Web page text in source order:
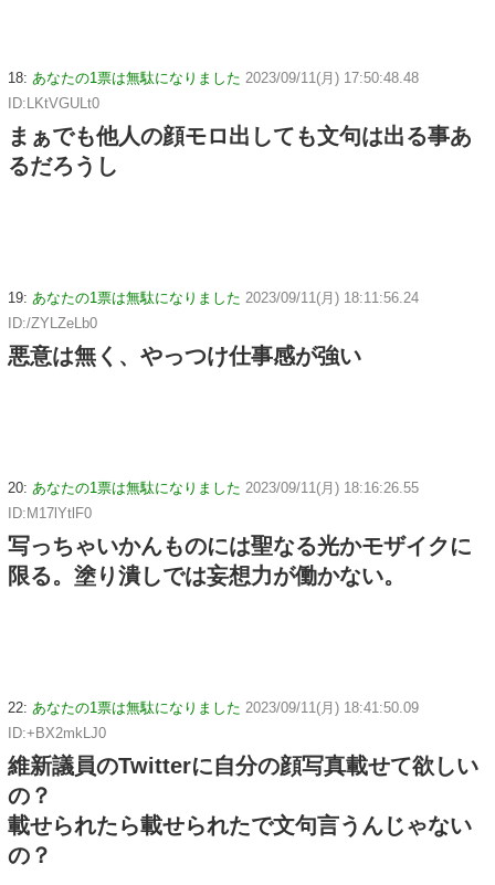
18: あなたの1票は無駄になりました 2023/09/11(月) 17:50:48.48
ID:LKtVGULt0
まぁでも他人の顔モロ出しても文句は出る事あ
るだろうし
19: あなたの1票は無駄になりました 2023/09/11(月) 18:11:56.24
ID:/ZYLZeLb0
悪意は無く、やっつけ仕事感が強い
20: あなたの1票は無駄になりました 2023/09/11(月) 18:16:26.55
ID:M17lYtlF0
写っちゃいかんものには聖なる光かモザイクに
限る。塗り潰しでは妄想力が働かない。
22: あなたの1票は無駄になりました 2023/09/11(月) 18:41:50.09
ID:+BX2mkLJ0
維新議員のTwitterに自分の顔写真載せて欲しい
の？
載せられたら載せられたで文句言うんじゃない
の？